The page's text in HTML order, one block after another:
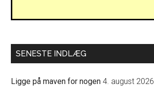
SENESTE INDLÆG
Ligge på maven for nogen 4. august 2026